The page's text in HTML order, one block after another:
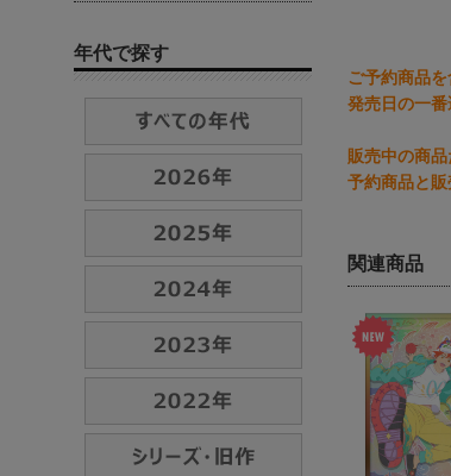
ご予約商品
発売日の一番
販売中の商
予約商品と販
関連商品
年代で探す